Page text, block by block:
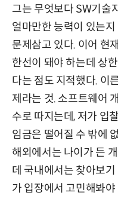
그는 무엇보다 SW기술
얼마만한 능력이 있는
문제삼고 있다. 이어 현
한선이 돼야 하는데 상
다는 점도 지적했다. 이
제라는 것. 소프트웨어
수로 따지는데, 저가 입
임금은 떨어질 수 밖에
해외에서는 나이가 든
데 국내에서는 찾아보
가 입장에서 고민해봐